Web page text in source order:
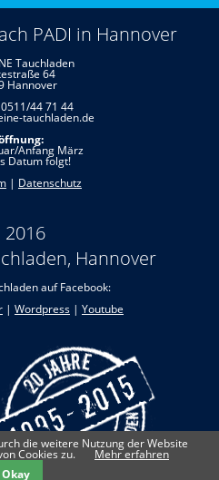
PADI in Hannover
Tauchladen
64
Hannover
44 71 44
tauchladen.de
Anfang März
Datum folgt!
| Datenschutz
Hannover
auf Facebook:
| Wordpress| Youtube
die weitere Nutzung der Website
Cookies zu. Mehr erfahren
Okay